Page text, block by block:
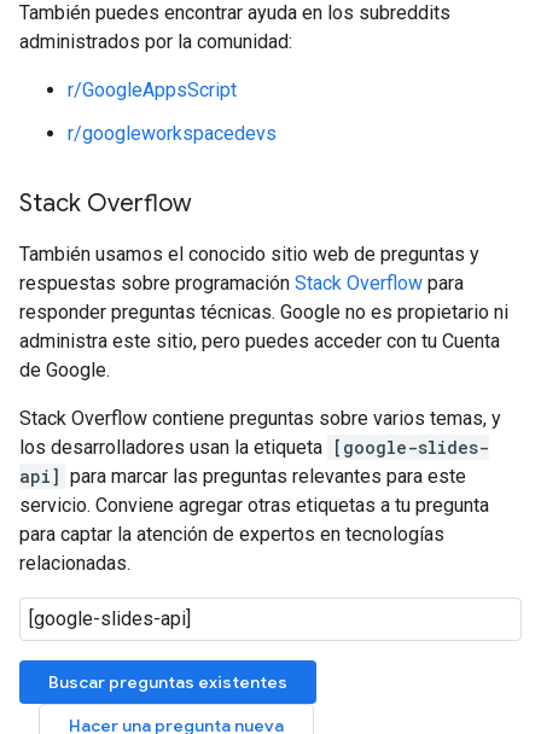
También puedes encontrar ayuda en los subreddits
administrados por la comunidad:
r/GoogleAppsScript
r/googleworkspacedevs
Stack Overflow
También usamos el conocido sitio web de preguntas y
respuestas sobre programación Stack Overflow para
responder preguntas técnicas. Google no es propietario ni
administra este sitio, pero puedes acceder con tu Cuenta
de Google.
Stack Overflow contiene preguntas sobre varios temas, y
los desarrolladores usan la etiqueta [google-slides-
api] para marcar las preguntas relevantes para este
servicio. Conviene agregar otras etiquetas a tu pregunta
para captar la atención de expertos en tecnologías
relacionadas.
Buscar preguntas existentes
Hacer una pregunta nueva